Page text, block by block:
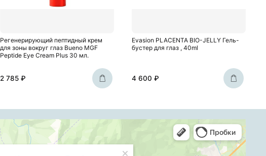
Регенерирующий пептидный крем
для зоны вокруг глаз Bueno MGF
Peptide Eye Cream Plus 30 мл.
2 785 ₽
Evasion PLACENTA BIO-JELLY Гель-
бустер для глаз , 40ml
4 600 ₽